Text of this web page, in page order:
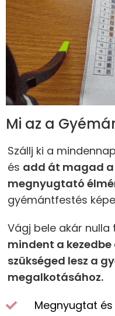
Mi az a
Szállj ki a
és add át magad
megnyugtató
gyémántfestés
Vágj bele akár
mindent a
szükséged lesz a
megalkotásához.
Megnyugtat